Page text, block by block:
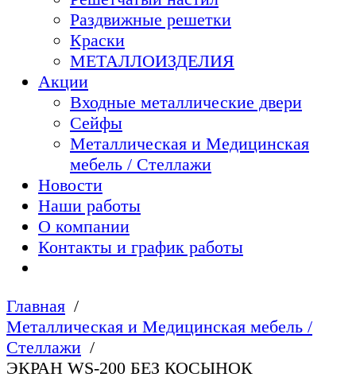
Раздвижные решетки
Краски
МЕТАЛЛОИЗДЕЛИЯ
Акции
Входные металлические двери
Сейфы
Металлическая и Медицинская
мебель / Стеллажи
Новости
Наши работы
О компании
Контакты и график работы
Главная
Металлическая и Медицинская мебель /
Стеллажи
ЭКРАН WS-200 БЕЗ КОСЫНОК